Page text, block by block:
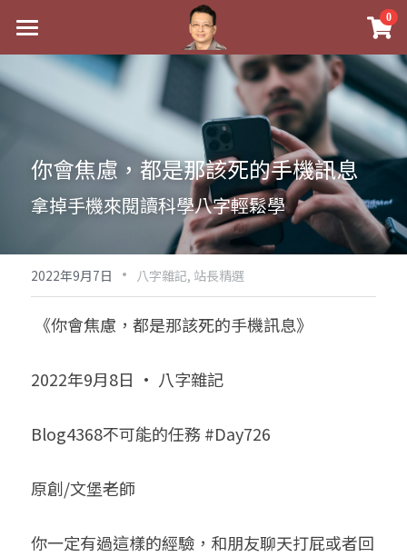
0
最新消息
關於我
後天派陽宅
黃金會員專區
八字雜記
站長精選
臉書生活
試閱專區
Podcast聽書
陽宅視頻
線上直播
線上學苑
八字進階班
八字中階班
《十神高階實戰錄》完整典藏版
科學八字推理PDF
科學八字推理1
科學八字推理2
與我預約
批命預約
上課預約
登錄/註冊
搜索
你會焦慮，都是那該死的手機訊息
拿掉手機來閱讀科學八字輕鬆學
2022年9月7日 · 八字雜記, 站長精選
《你會焦慮，都是那該死的手機訊息》
2022年9月8日 · 八字雜記
Blog4368不可能的任務 #Day726
原創/文堡老師
你一定有過這樣的經驗，和朋友聊天打屁或者回
×
商品分類
八字線上完整班
科學八字推理PDF
《十神高階實戰錄》完整典藏版
八字線上批命
小兒命名